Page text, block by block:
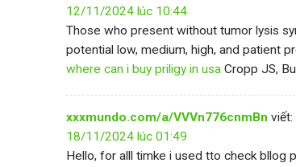
12/11/2024 lúc 10:44
Those who present without tumor lysis
potential low, medium, high, and patient
where can i buy priligy in usa Cropp JS,
xxxmundo.com/a/VVVn776cnmBn viết:
18/11/2024 lúc 01:49
Hello, for alll timke i used tto check bllog